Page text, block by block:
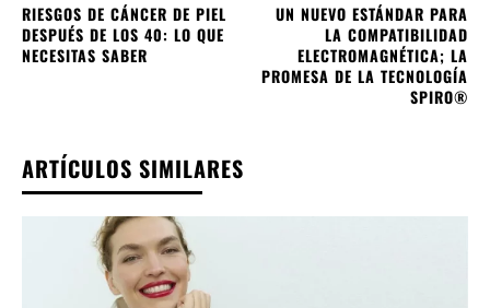
RIESGOS DE CÁNCER DE PIEL
DESPUÉS DE LOS 40: LO QUE
NECESITAS SABER
UN NUEVO ESTÁNDAR PARA
LA COMPATIBILIDAD
ELECTROMAGNÉTICA; LA
PROMESA DE LA TECNOLOGÍA
SPIRO®
ARTÍCULOS SIMILARES